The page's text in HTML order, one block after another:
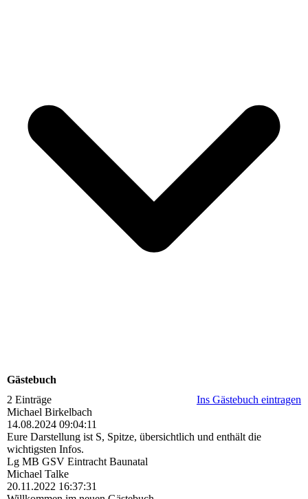
Gästebuch
2 Einträge
Ins Gästebuch eintragen
Michael Birkelbach
14.08.2024 09:04:11
Eure Darstellung ist S, Spitze, übersichtlich und enthält die
wichtigsten Infos.
Lg MB GSV Eintracht Baunatal
Michael Talke
20.11.2022 16:37:31